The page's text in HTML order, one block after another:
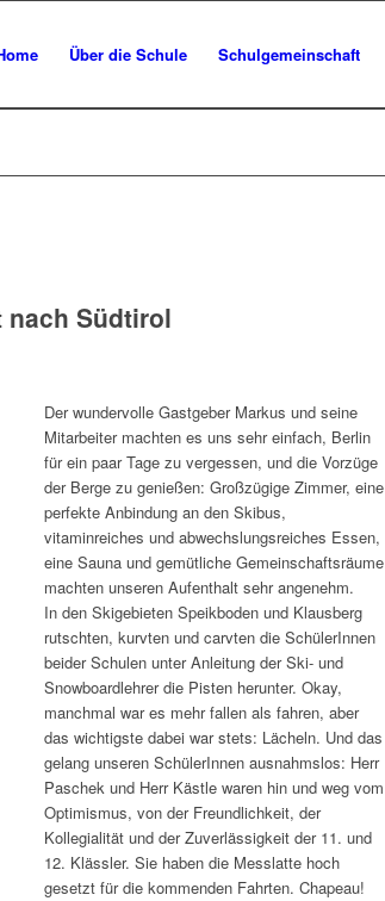
Über die Schule Schulgemeinschaft
nach Südtirol
Der wundervolle Gastgeber Markus und seine
Mitarbeiter machten es uns sehr einfach, Berlin
für ein paar Tage zu vergessen, und die Vorzüge
der Berge zu genießen: Großzügige Zimmer, eine
perfekte Anbindung an den Skibus,
vitaminreiches und abwechslungsreiches Essen,
eine Sauna und gemütliche Gemeinschaftsräume
machten unseren Aufenthalt sehr angenehm.
In den Skigebieten Speikboden und Klausberg
rutschten, kurvten und carvten die SchülerInnen
beider Schulen unter Anleitung der Ski- und
Snowboardlehrer die Pisten herunter. Okay,
manchmal war es mehr fallen als fahren, aber
das wichtigste dabei war stets: Lächeln. Und das
gelang unseren SchülerInnen ausnahmslos: Herr
Paschek und Herr Kästle waren hin und weg vom
Optimismus, von der Freundlichkeit, der
Kollegialität und der Zuverlässigkeit der 11. und
12. Klässler. Sie haben die Messlatte hoch
gesetzt für die kommenden Fahrten. Chapeau!